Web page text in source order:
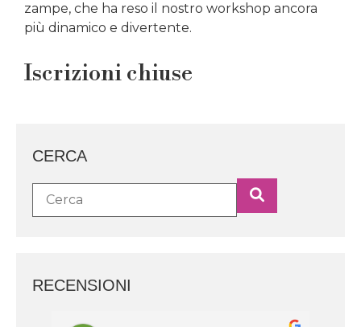
zampe, che ha reso il nostro workshop ancora
più dinamico e divertente.
Iscrizioni chiuse
CERCA
RECENSIONI